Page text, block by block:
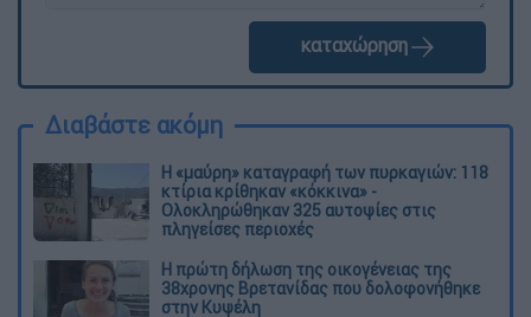
καταχώρηση
Διαβάστε ακόμη
Η «μαύρη» καταγραφή των πυρκαγιών: 118
κτίρια κρίθηκαν «κόκκινα» -
Ολοκληρώθηκαν 325 αυτοψίες στις
πληγείσες περιοχές
Η πρώτη δήλωση της οικογένειας της
38χρονης Βρετανίδας που δολοφονήθηκε
στην Κυψέλη